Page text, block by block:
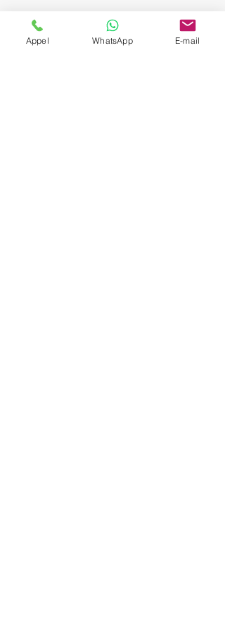
Appel WhatsApp E-mail